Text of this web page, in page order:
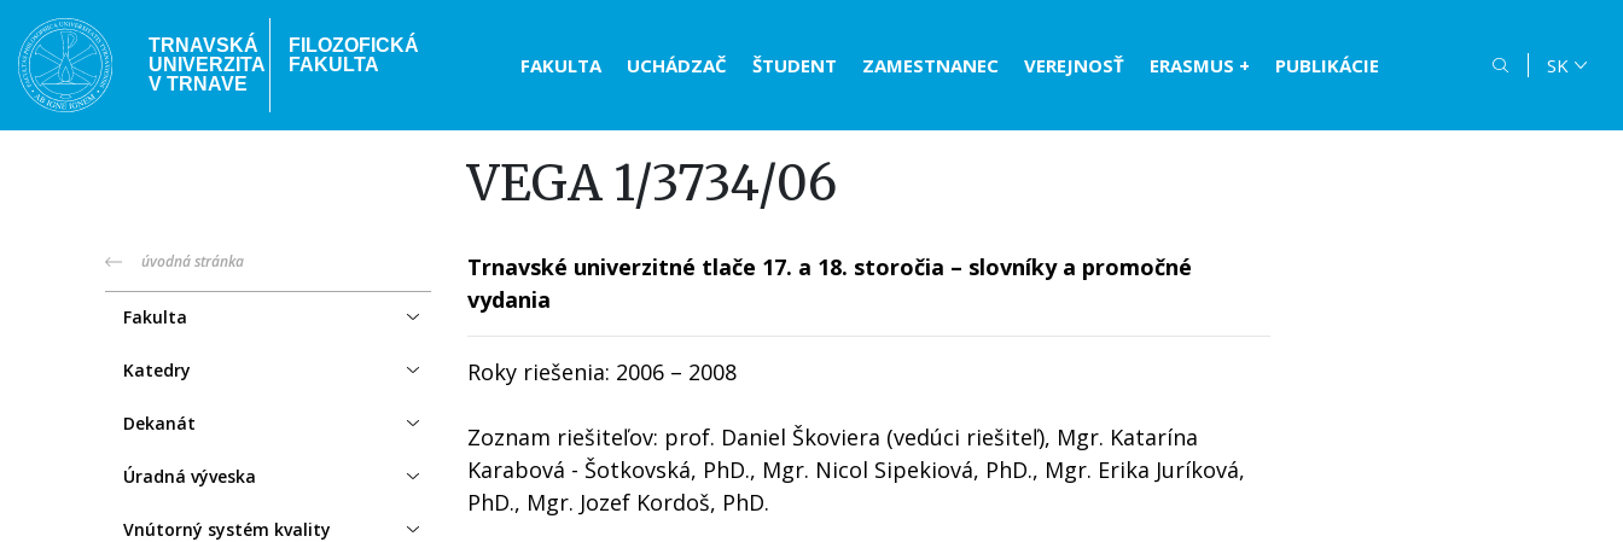
Skočiť
na
hlavný
obsah
TRNAVSKÁ
UNIVERZITA
V TRNAVE
FILOZOFICKÁ
FAKULTA
Header
FAKULTA UCHÁDZAČ ŠTUDENT ZAMESTNANEC VEREJNOSŤ ERASMUS + PUBLIKÁCIE SK
VEGA 1/3734/06
truni-
menu
úvodná stránka
Fakulta
Katedry
Dekanát
Úradná výveska
Vnútorný systém kvality
Trnavské univerzitné tlače 17. a 18. storočia – slovníky a promočné
vydania
Roky riešenia: 2006 – 2008
Zoznam riešiteľov: prof. Daniel Škoviera (vedúci riešiteľ), Mgr. Katarína
Karabová - Šotkovská, PhD., Mgr. Nicol Sipekiová, PhD., Mgr. Erika Juríková,
PhD., Mgr. Jozef Kordoš, PhD.